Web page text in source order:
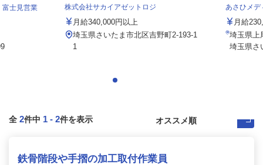
士見営業 株式会社サカイアゼットロジ
月給340,000円以上
埼玉県さいたま市北区吉野町2-193-1
1
あさひメデ
月給
埼玉県上
埼玉県さ
全 2件中 1 - 2件を表示
鉄骨階段や手摺の加工取付作業員